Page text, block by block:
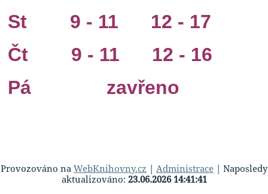
St 9 - 11 12 - 17
Čt 9 - 11 12 - 16
Pá zavřeno
Provozováno na WebKnihovny.cz Administrace | Naposledy
aktualizováno: 23.06.2026 14:41:41